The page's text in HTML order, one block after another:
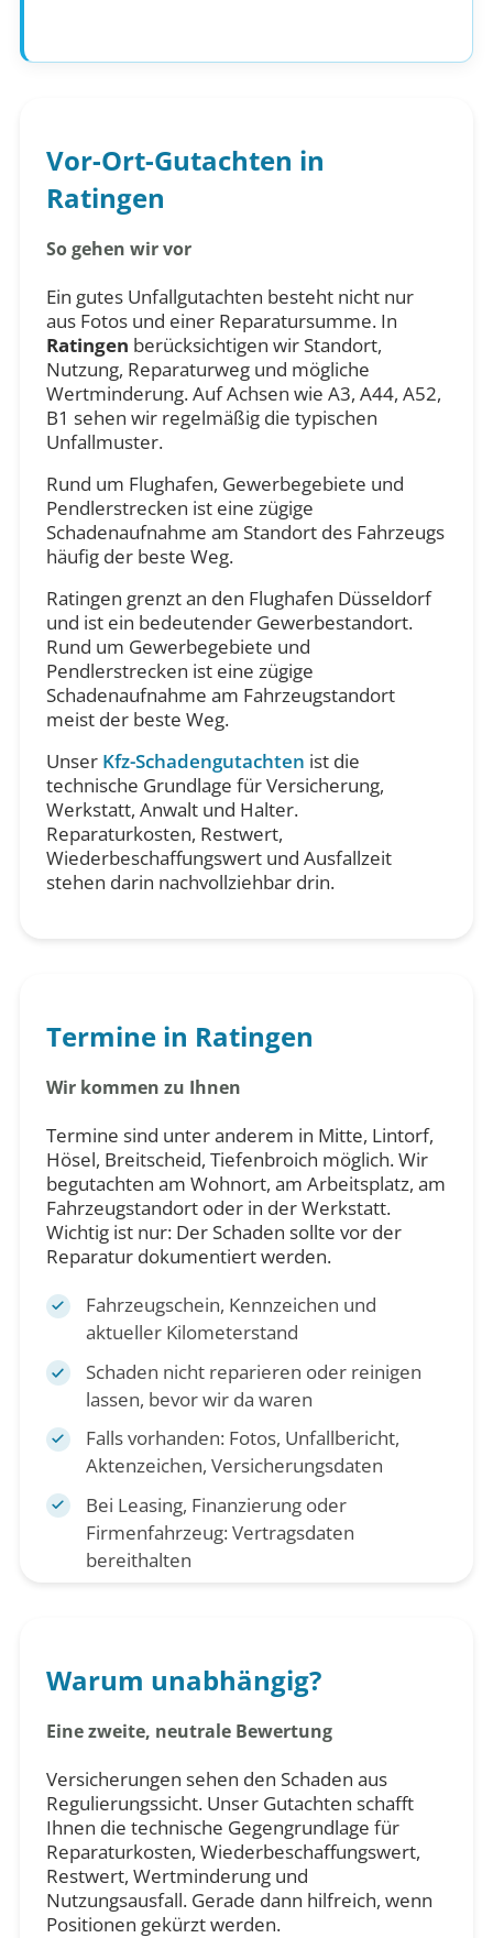
Vor-Ort-Gutachten in
Ratingen
So gehen wir vor
Ein gutes Unfallgutachten besteht nicht nur
aus Fotos und einer Reparatursumme. In
Ratingen berücksichtigen wir Standort,
Nutzung, Reparaturweg und mögliche
Wertminderung. Auf Achsen wie A3, A44, A52,
B1 sehen wir regelmäßig die typischen
Unfallmuster.
Rund um Flughafen, Gewerbegebiete und
Pendlerstrecken ist eine zügige
Schadenaufnahme am Standort des Fahrzeugs
häufig der beste Weg.
Ratingen grenzt an den Flughafen Düsseldorf
und ist ein bedeutender Gewerbestandort.
Rund um Gewerbegebiete und
Pendlerstrecken ist eine zügige
Schadenaufnahme am Fahrzeugstandort
meist der beste Weg.
Unser Kfz-Schadengutachten ist die
technische Grundlage für Versicherung,
Werkstatt, Anwalt und Halter.
Reparaturkosten, Restwert,
Wiederbeschaffungswert und Ausfallzeit
stehen darin nachvollziehbar drin.
Termine in Ratingen
Wir kommen zu Ihnen
Termine sind unter anderem in Mitte, Lintorf,
Hösel, Breitscheid, Tiefenbroich möglich. Wir
begutachten am Wohnort, am Arbeitsplatz, am
Fahrzeugstandort oder in der Werkstatt.
Wichtig ist nur: Der Schaden sollte vor der
Reparatur dokumentiert werden.
Fahrzeugschein, Kennzeichen und
aktueller Kilometerstand
Schaden nicht reparieren oder reinigen
lassen, bevor wir da waren
Falls vorhanden: Fotos, Unfallbericht,
Aktenzeichen, Versicherungsdaten
Bei Leasing, Finanzierung oder
Firmenfahrzeug: Vertragsdaten
bereithalten
Warum unabhängig?
Eine zweite, neutrale Bewertung
Versicherungen sehen den Schaden aus
Regulierungssicht. Unser Gutachten schafft
Ihnen die technische Gegengrundlage für
Reparaturkosten, Wiederbeschaffungswert,
Restwert, Wertminderung und
Nutzungsausfall. Gerade dann hilfreich, wenn
Positionen gekürzt werden.